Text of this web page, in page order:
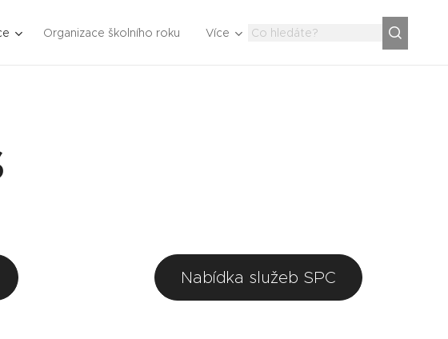
Organizace školního roku Více
Nabídka služeb SPC